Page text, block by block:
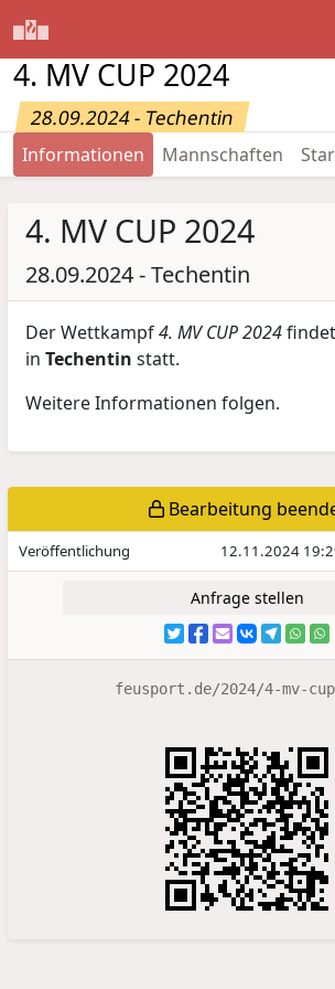
4. MV CUP 2024
28.09.2024 - Techentin
Informationen Mannschaften
4. MV CUP 2024
28.09.2024 - Techentin
Der Wettkampf4. MV CUP 2024
inTechentin statt.
Weitere Informationen folgen.
Bearbeitung
Veröffentlichung 12.11.2024
Anfrage stellen
feusport.de/2024/4-mv-